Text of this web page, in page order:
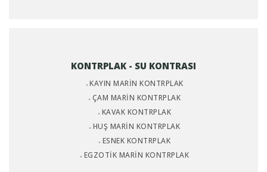
KONTRPLAK - SU KONTRASI
KAYIN MARİN KONTRPLAK
ÇAM MARİN KONTRPLAK
KAVAK KONTRPLAK
HUŞ MARİN KONTRPLAK
ESNEK KONTRPLAK
EGZOTİK MARİN KONTRPLAK